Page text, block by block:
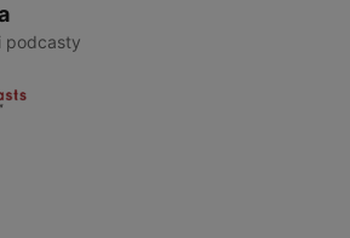
podcasty